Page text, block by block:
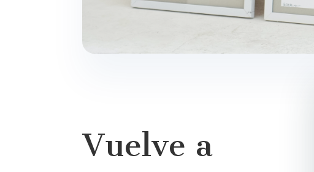
Vuelve a